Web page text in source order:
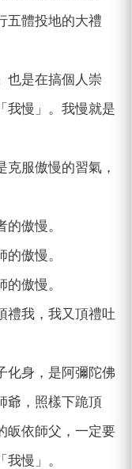
五體投地的大禮
也是在搞個人崇
我慢」。我慢就是
服傲慢的習氣，
傲慢。
傲慢。
傲慢。
禮我，我又頂禮吐
化身，是阿彌陀佛
爺，照樣下跪頂
皈依師父，一定要
慢」。